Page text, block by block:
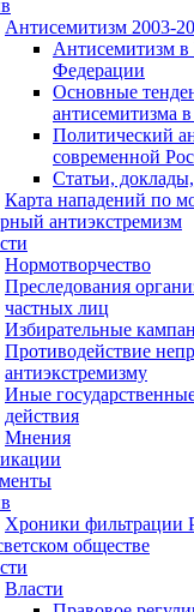
Антисемитизм 2003-
Антисемитизм в
Федерации
Основные
антисемитизма
Политический
современной
Статьи,
Карта нападений по
антиэкстремизм
Нормотворчество
Преследования
частных лиц
Избирательные
Противодействие
антиэкстремизму
Иные
действия
Мнения
Хроники фильтрации
обществе
Власти